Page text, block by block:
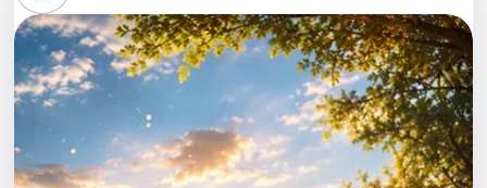
Стендап
Выставки
Квесты
Экскурсии